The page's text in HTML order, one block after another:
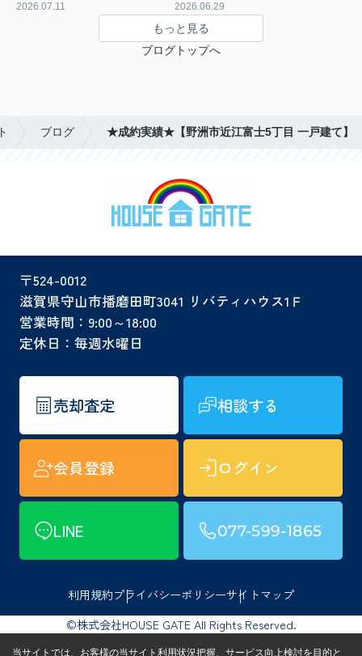
2026.07.11 2026.06.29
もっと見る
ブログトップへ
ブログ ★成約実績★【野洲市近江富士5丁目 一戸建て】
〒524-0012
滋賀県守山市播磨田町3041 リバティハウス1Ｆ
営業時間：9:00～18:00
定休日：毎週水曜日
売却査定 相談する
会員登録 ログイン
LINE 077-599-1865
利用規約プライバシーポリシーサイトマップ
©株式会社HOUSE GATE All Rights Reserved.
当サイトでは、お客様の当サイト利用状況把握、サービス向上検討を目的と